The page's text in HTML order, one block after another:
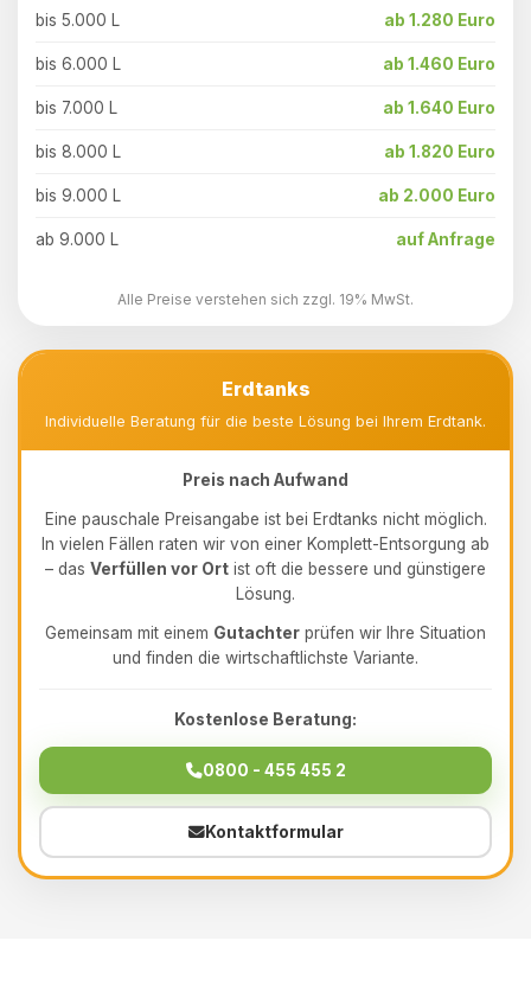
bis 5.000 L ab 1.280 Euro
bis 6.000 L ab 1.460 Euro
bis 7.000 L ab 1.640 Euro
bis 8.000 L ab 1.820 Euro
bis 9.000 L ab 2.000 Euro
ab 9.000 L auf Anfrage
Alle Preise verstehen sich zzgl. 19% MwSt.
Erdtanks
Individuelle Beratung für die beste Lösung bei Ihrem Erdtank.
Preis nach Aufwand
Eine pauschale Preisangabe ist bei Erdtanks nicht möglich.
In vielen Fällen raten wir von einer Komplett-Entsorgung ab
– das Verfüllen vor Ort ist oft die bessere und günstigere
Lösung.
Gemeinsam mit einem Gutachter prüfen wir Ihre Situation
und finden die wirtschaftlichste Variante.
Kostenlose Beratung:
0800 - 455 455 2
Kontaktformular